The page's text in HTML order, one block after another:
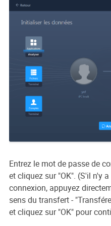
Entrez le mot de passe de
et cliquez sur "OK". (S'il n'y
connexion, appuyez
sens du transfert -
et cliquez sur "OK" pour